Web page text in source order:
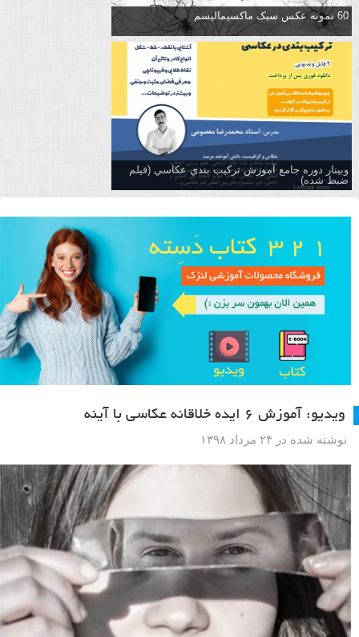
60 نمونه عکس سبک ماکسیمالیسم
وبینار دوره جامع آموزش تركيب بندي عكاسي (فیلم
ضبط شده)
ویدیو: آموزش ۶ ایده خلاقانه عکاسی با آینه
نوشته شده در ۲۴ مرداد ۱۳۹۸